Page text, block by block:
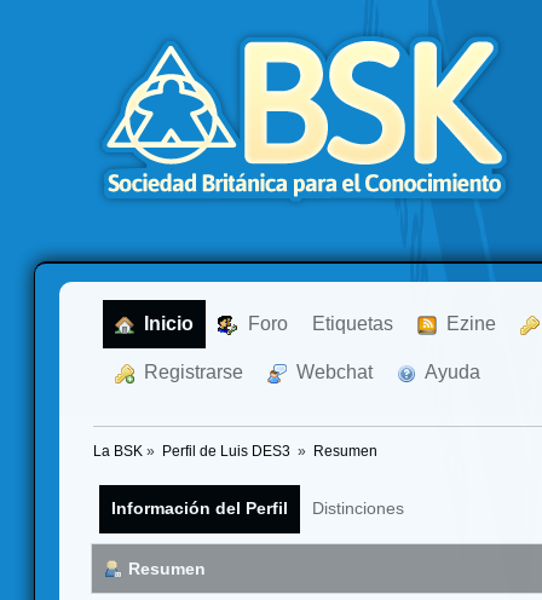
Inicio Foro Etiquetas Ezine
Registrarse Webchat Ayuda
La BSK » Perfil de Luis DES3 » Resumen
Información del Perfil Distinciones
Resumen